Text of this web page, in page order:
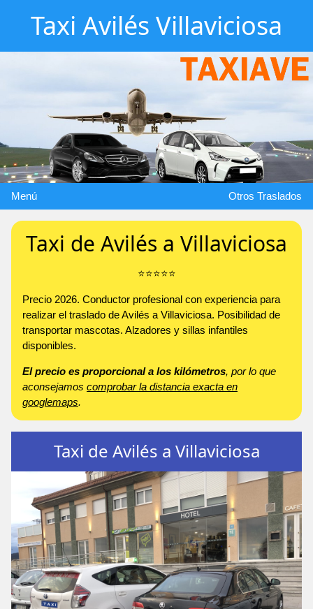
Taxi Avilés Villaviciosa
Menú Otros Traslados
Taxi de Avilés a Villaviciosa
⭐️⭐️⭐️⭐️⭐️
Precio 2026. Conductor profesional con experiencia para
realizar el traslado de Avilés a Villaviciosa. Posibilidad de
transportar mascotas. Alzadores y sillas infantiles
disponibles.
El precio es proporcional a los kilómetros, por lo que
aconsejamos comprobar la distancia exacta en
googlemaps.
Taxi de Avilés a Villaviciosa